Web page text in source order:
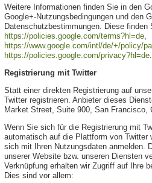
Weitere Informationen finden Sie in den
Google+-Nutzungsbedingungen und den
Datenschutzbestimmungen. Diese finden
https://policies.google.com/terms?hl=de,
https://www.google.com/intl/de/+/policy/
https://policies.google.com/privacy?hl=de.
Registrierung mit Twitter
Statt einer direkten Registrierung auf
Twitter registrieren. Anbieter dieses
Market Street, Suite 900, San Francisco,
Wenn Sie sich für die Registrierung mit
automatisch auf die Plattform von Twitter
sich mit Ihren Nutzungsdaten anmelden.
unserer Website bzw. unseren Diensten
Verknüpfung erhalten wir Zugriff auf Ihre
Dies sind vor allem: